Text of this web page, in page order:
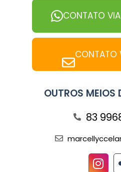
CONTATO
CONTATO
OUTROS MEIOS
83